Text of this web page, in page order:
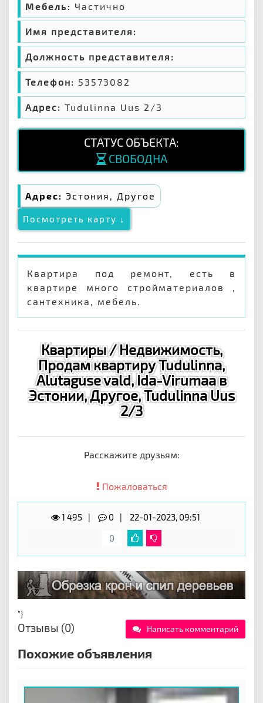
Мебель: Частично
Имя представителя:
Должность представителя:
Телефон: 53573082
Адрес: Tudulinna Uus 2/3
СТАТУС ОБЪЕКТА:
СВОБОДНА
Адрес: Эстония, Другое
Посмотреть карту ↓
Квартира под ремонт, есть в
квартире много стройматериалов ,
сантехника, мебель.
Квартиры / Недвижимость,
Продам квартиру Tudulinna,
Alutaguse vald, Ida-Virumaa в
Эстонии, Другое, Tudulinna Uus
2/3
Расскажите друзьям:
Пожаловаться
1 495 0
22-01-2023, 09:51
0
"}
Отзывы (0) Написать комментарий
Похожие объявления